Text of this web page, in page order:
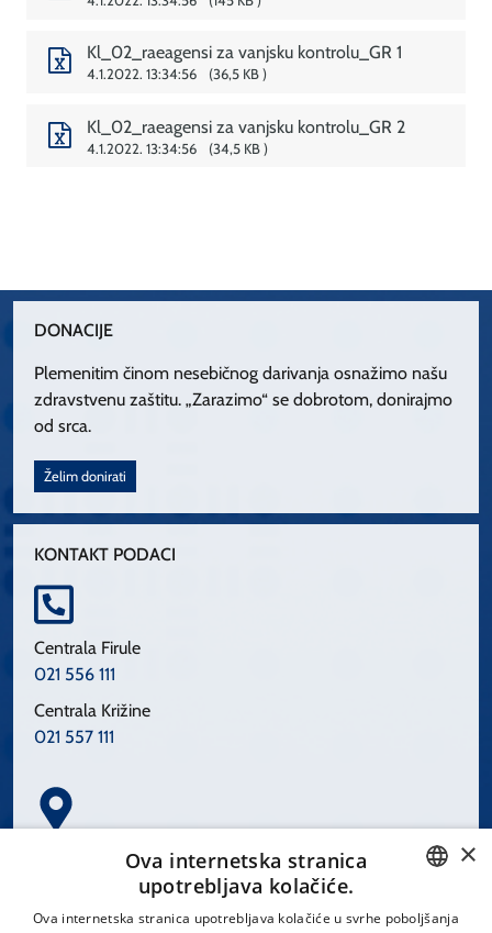
Kl_02_raeagensi za vanjsku kontrolu_GR 1
4.1.2022. 13:34:56 36,5 KB
Kl_02_raeagensi za vanjsku kontrolu_GR 2
4.1.2022. 13:34:56 34,5 KB
DONACIJE
Plemenitim činom nesebičnog darivanja osnažimo našu
zdravstvenu zaštitu. „Zarazimo“ se dobrotom, donirajmo
od srca.
Želim donirati
KONTAKT PODACI
Centrala Firule
021 556 111
Centrala Križine
021 557 111
Spinčićeva 1, 21000 Split
CROATIAN
×
Ova internetska stranica
upotrebljava kolačiće.
Ova internetska stranica upotrebljava kolačiće u svrhe poboljšanja